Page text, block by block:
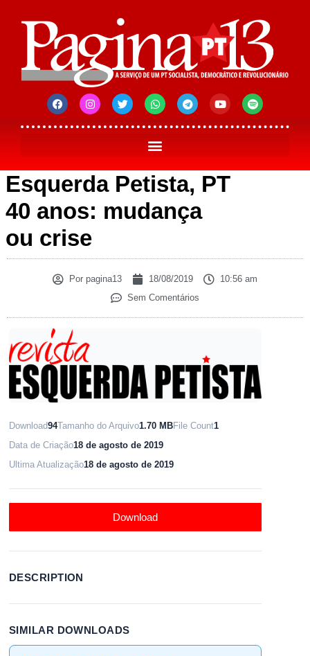
Esquerda Petista, PT
40 anos: mudança
ou crise
Por pagina13 18/08/2019
10:56 am
Sem Comentários
Download94Tamanho do Arquivo1.70 MBFile Count1
Data de Criação18 de agosto de 2019
Ultima Atualização18 de agosto de 2019
Download
DESCRIPTION
SIMILAR DOWNLOADS